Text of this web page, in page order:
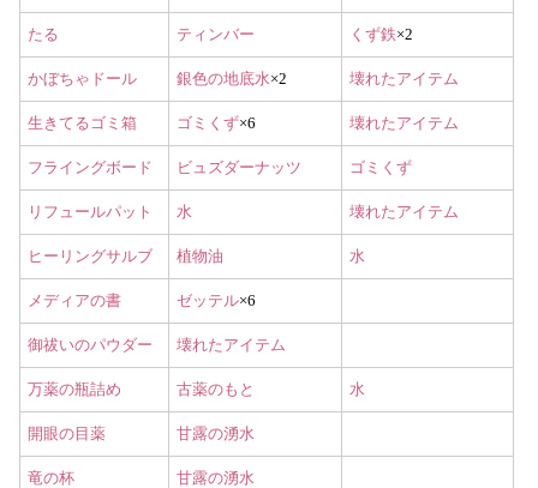
たる ティンバー くず鉄×2
かぼちゃドール 銀色の地底水×2 壊れたアイテム
生きてるゴミ箱 ゴミくず×6 壊れたアイテム
フライングボード ビュズダーナッツ ゴミくず
リフュールパット 水 壊れたアイテム
ヒーリングサルブ 植物油 水
メディアの書 ゼッテル×6
御祓いのパウダー 壊れたアイテム
万薬の瓶詰め 古薬のもと 水
開眼の目薬 甘露の湧水
竜の杯 甘露の湧水